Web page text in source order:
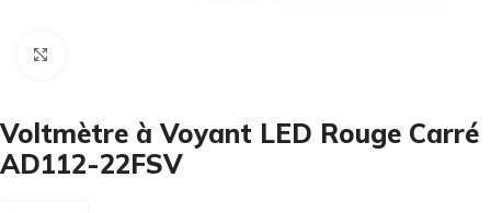
Voltmètre à Voyant LED Rouge Carré
AD112-22FSV